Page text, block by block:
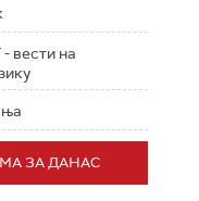
вести на
ЗА ДАНАС